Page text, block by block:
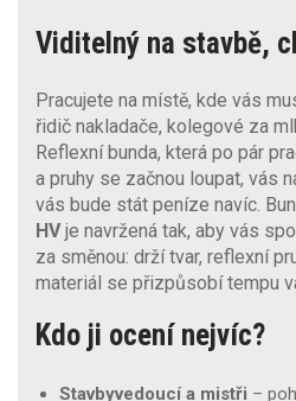
Viditelný na stavbě,
Pracujete na místě, kde vás
řidič nakladače, kolegové za
Reflexní bunda, která po pár
a pruhy se začnou loupat, vás
vás bude stát peníze navíc.
HVje navržená tak, aby vás
za směnou: drží tvar, reflexní
materiál se přizpůsobí tempu
Kdo ji ocení nejvíc?
Stavbyvedoucí a mistři –